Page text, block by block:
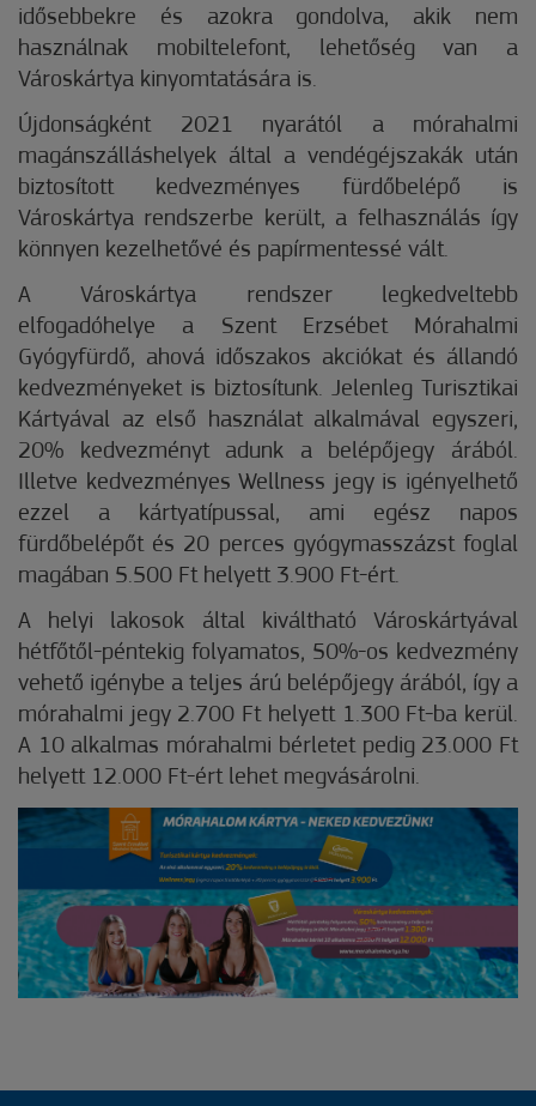
idősebbekre és azokra gondolva, akik nem
használnak mobiltelefont, lehetőség van a
Városkártya kinyomtatására is.
Újdonságként 2021 nyarától a mórahalmi
magánszálláshelyek által a vendégéjszakák után
biztosított kedvezményes fürdőbelépő is
Városkártya rendszerbe került, a felhasználás így
könnyen kezelhetővé és papírmentessé vált.
A Városkártya rendszer legkedveltebb
elfogadóhelye a Szent Erzsébet Mórahalmi
Gyógyfürdő, ahová időszakos akciókat és állandó
kedvezményeket is biztosítunk. Jelenleg Turisztikai
Kártyával az első használat alkalmával egyszeri,
20% kedvezményt adunk a belépőjegy árából.
Illetve kedvezményes Wellness jegy is igényelhető
ezzel a kártyatípussal, ami egész napos
fürdőbelépőt és 20 perces gyógymasszázst foglal
magában 5.500 Ft helyett 3.900 Ft-ért.
A helyi lakosok által kiváltható Városkártyával
hétfőtől-péntekig folyamatos, 50%-os kedvezmény
vehető igénybe a teljes árú belépőjegy árából, így a
mórahalmi jegy 2.700 Ft helyett 1.300 Ft-ba kerül.
A 10 alkalmas mórahalmi bérletet pedig 23.000 Ft
helyett 12.000 Ft-ért lehet megvásárolni.